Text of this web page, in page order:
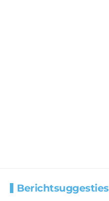
Berichtsuggesties